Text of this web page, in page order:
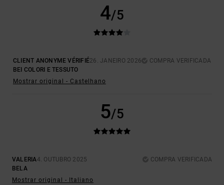
4/5
CLIENT ANONYME VÉRIFIÉ26. JANEIRO 2026
COMPRA VERIFICADA
BEI COLORI E TESSUTO
Mostrar original - Castelhano
5/5
VALERIA4. OUTUBRO 2025
COMPRA VERIFICADA
BELA
Mostrar original - Italiano